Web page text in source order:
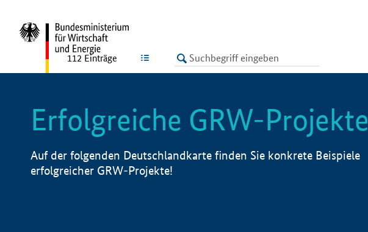
LISTE
112 Einträge
Erfolgreiche GRW-Projekte
Auf der folgenden Deutschlandkarte finden Sie konkrete Beispiele
erfolgreicher GRW-Projekte!